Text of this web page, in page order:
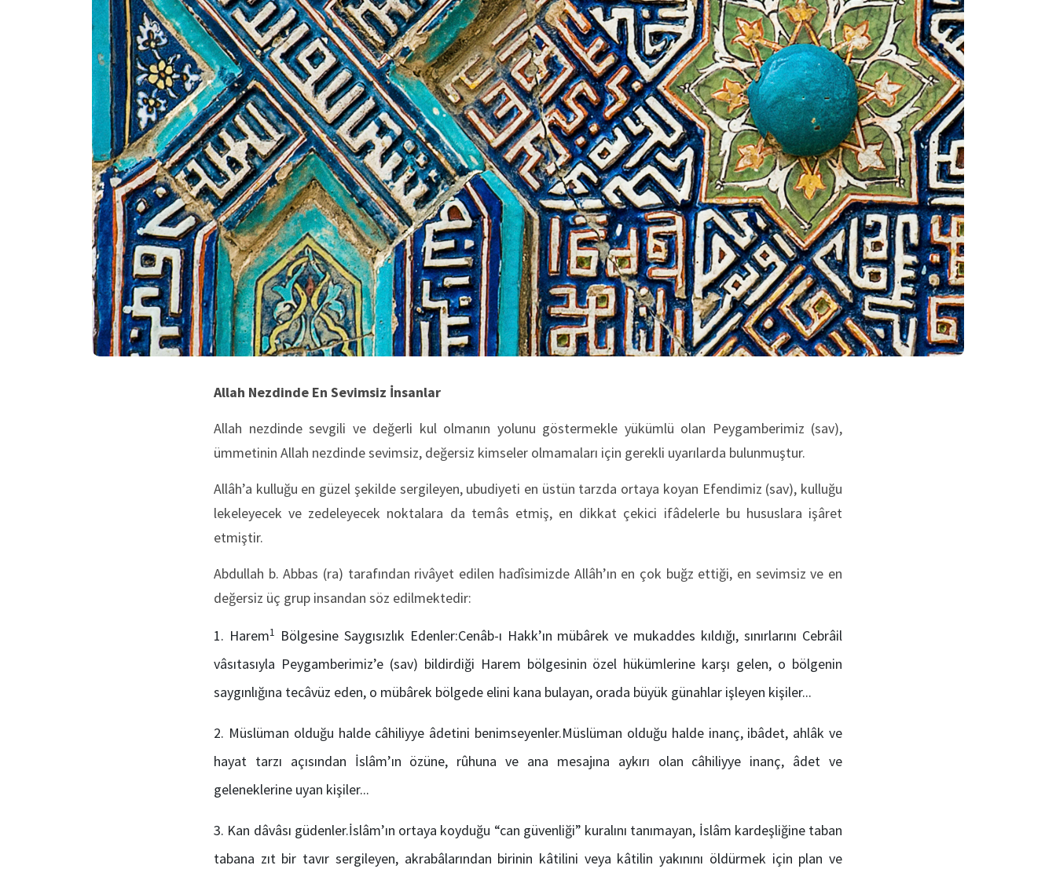
Allah Nezdinde En Sevimsiz İnsanlar
Allah nezdinde sevgili ve değerli kul olmanın yolunu göstermekle yükümlü olan Peygamberimiz (sav),
ümmetinin Allah nezdinde sevimsiz, değersiz kimseler olmamaları için gerekli uyarılarda bulunmuştur.
Allâh’a kulluğu en güzel şekilde sergileyen, ubudiyeti en üstün tarzda ortaya koyan Efendimiz (sav), kulluğu
lekeleyecek ve zedeleyecek noktalara da temâs etmiş, en dikkat çekici ifâdelerle bu hususlara işâret
etmiştir.
Abdullah b. Abbas (ra) tarafından rivâyet edilen hadîsimizde Allâh’ın en çok buğz ettiği, en sevimsiz ve en
değersiz üç grup insandan söz edilmektedir:
Harem1 Bölgesine Saygısızlık Edenler:Cenâb-ı Hakk’ın mübârek ve mukaddes kıldığı, sınırlarını Cebrâil
vâsıtasıyla Peygamberimiz’e (sav) bildirdiği Harem bölgesinin özel hükümlerine karşı gelen, o bölgenin
saygınlığına tecâvüz eden, o mübârek bölgede elini kana bulayan, orada büyük günahlar işleyen kişiler...
Müslüman olduğu halde câhiliyye âdetini benimseyenler.Müslüman olduğu halde inanç, ibâdet, ahlâk ve
hayat tarzı açısından İslâm’ın özüne, rûhuna ve ana mesajına aykırı olan câhiliyye inanç, âdet ve
geleneklerine uyan kişiler...
Kan dâvâsı güdenler.İslâm’ın ortaya koyduğu “can güvenliği” kuralını tanımayan, İslâm kardeşliğine taban
tabana zıt bir tavır sergileyen, akrabâlarından birinin kâtilini veya kâtilin yakınını öldürmek için plan ve